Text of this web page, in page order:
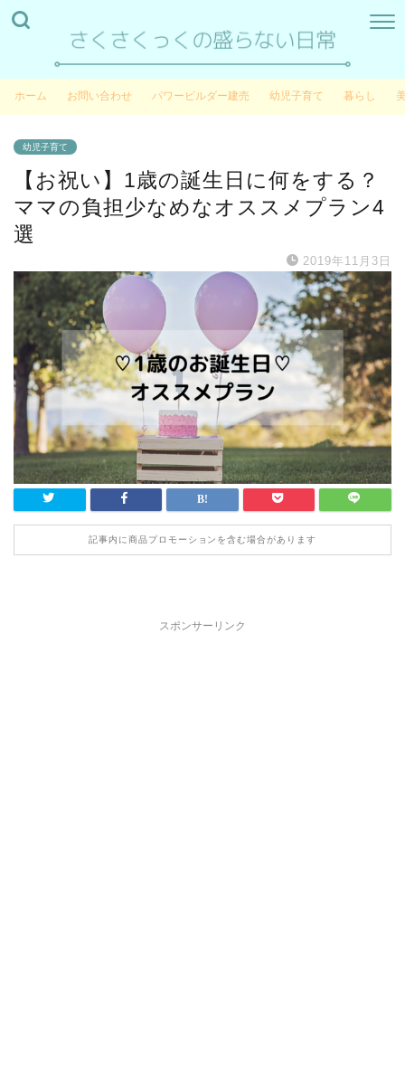
ホーム お問い合わせ パワービルダー建売 幼児子育て 暮らし
幼児子育て
【お祝い】1歳の誕生日に何をする？
ママの負担少なめなオススメプラン4
選
2019年11月3日
記事内に商品プロモーションを含む場合があります
スポンサーリンク